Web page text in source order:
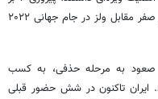
یک برابر آمریکا در جام جهانی ۱۹۹۸ و برد ۲ بر صفر مقابل ولز در جام جهانی ۲۰۲۲
صعود به مرحله حذفی، به کسب
ایران تاکنون در شش حضور قبلی